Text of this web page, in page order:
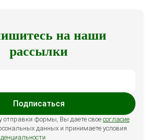
на наши
рассылки
Подписаться
отправки формы, Вы даете свое согласие
данных и принимаете условия
.